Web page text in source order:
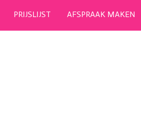
PRIJSLIJST AFSPRAAK MAKEN